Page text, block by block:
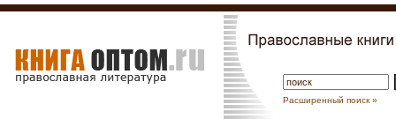
Расширенный поиск »